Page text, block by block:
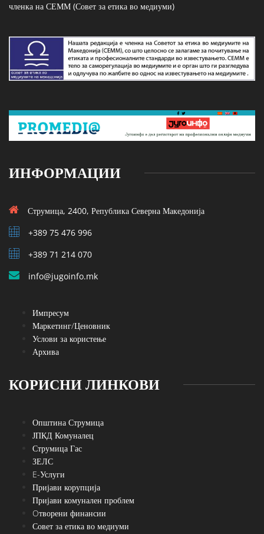
членка на СЕММ (Совет за етика во медиуми)
ИНФОРМАЦИИ
Струмица, 2400, Република Северна Македонија
+389 75 476 996
+389 71 214 070
info@jugoinfo.mk
Импресум
Маркетинг/Ценовник
Услови за користење
Архива
КОРИСНИ ЛИНКОВИ
Општина Струмица
ЈПКД Комуналец
Струмица Гас
ЗЕЛС
E-Услуги
Пријави корупција
Пријави комунален проблем
Oтворени финансии
Совет за етика во медиуми